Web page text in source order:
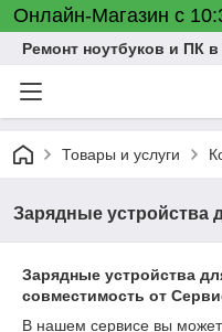
Онлайн-Магазин с
Ремонт ноутбуков и ПК
Товары и услуги
Зарядные устройства
Зарядные устройства
совместимость от
В нашем сервисе вы